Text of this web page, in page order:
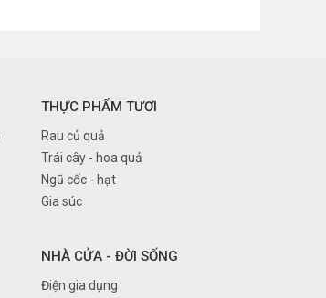
THỰC PHẨM TƯƠI
Rau củ quả
Trái cây - hoa quả
Ngũ cốc - hạt
Gia súc
NHÀ CỬA - ĐỜI SỐNG
Điện gia dụng